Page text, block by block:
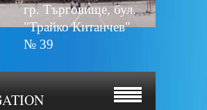
гр. Търговище, бул.
"Трайко Китанчев"
№ 39